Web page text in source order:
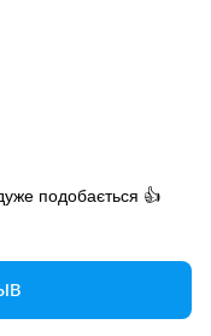
подобається 👍